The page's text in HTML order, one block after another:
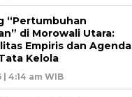
“Pertumbuhan
di Morowali Utara:
Empiris dan Agenda
Kelola
| 4:14 am WIB